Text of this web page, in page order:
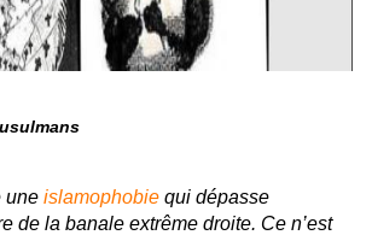
une islamophobie qui dépasse
de la banale extrême droite. Ce n’est